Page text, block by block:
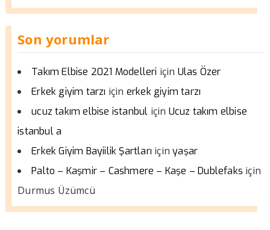
Son yorumlar
Takım Elbise 2021 Modelleri için Ulas Özer
Erkek giyim tarzı için erkek giyim tarzı
ucuz takım elbise istanbul için Ucuz takım elbise
istanbul a
Erkek Giyim Bayiilik Şartları içinyaşar
Palto – Kaşmir – Cashmere – Kaşe – Dublefaks için
Durmus Üzümcü